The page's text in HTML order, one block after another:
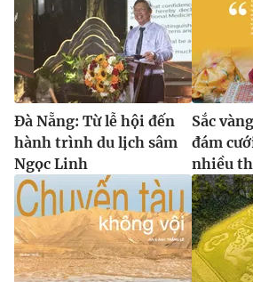
® Cấm sao chép dưới mọi hình thức nếu
thuận bằng văn bản. Ghi rõ nguồn
thông tin từ website này.
Đà Nẵng: Từ lễ hội đến
hành trình du lịch sâm
Ngọc Linh
Sắc
đám
nhiều